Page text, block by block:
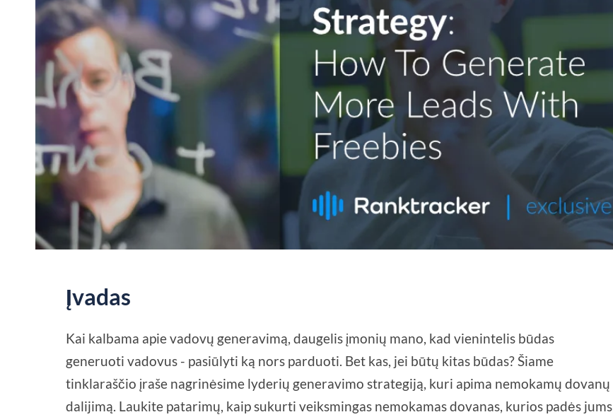
Įvadas
Kai kalbama apie vadovų generavimą, daugelis įmonių mano, kad vienintelis būdas
generuoti vadovus - pasiūlyti ką nors parduoti. Bet kas, jei būtų kitas būdas? Šiame
tinklaraščio įraše nagrinėsime lyderių generavimo strategiją, kuri apima nemokamų dovanų
dalijimą. Laukite patarimų, kaip sukurti veiksmingas nemokamas dovanas, kurios padės jums